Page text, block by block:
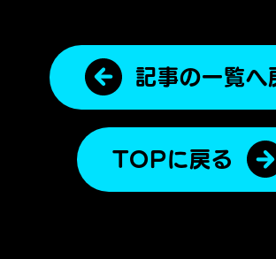
記事の一覧へ
TOPに戻る